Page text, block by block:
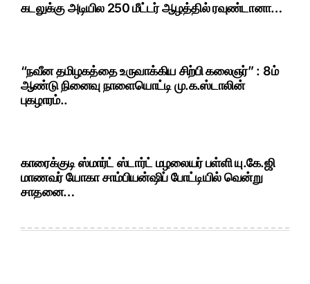
கடலுக்கு அடியில 250 மீட்டர் ஆழத்தில் ரவுண்டானா…
“நவீன தமிழகத்தை உருவாக்கிய சிற்பி கலைஞர்” : 8ம்
ஆண்டு நினைவு நாளையொட்டி மு.க.ஸ்டாலின்
புகழாரம்..
காரைக்குடி ஸ்மார்ட் ஸ்டார்ட் மழலையர் பள்ளி யு.கே.ஜி
மாணவர் யோகா சாம்பியன்ஷிப் போட்டியில் வென்று
சாதனை…